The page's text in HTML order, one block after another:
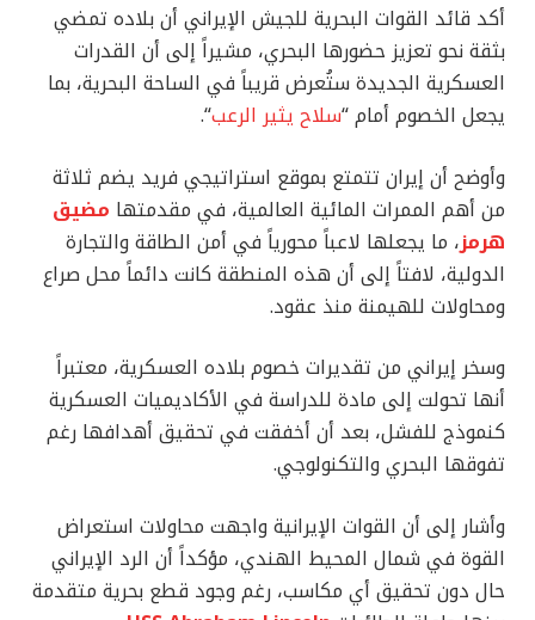
أكد قائد القوات البحرية للجيش الإيراني أن بلاده تمضي
بثقة نحو تعزيز حضورها البحري، مشيراً إلى أن القدرات
العسكرية الجديدة ستُعرض قريباً في الساحة البحرية، بما
يجعل الخصوم أمام “سلاح يثير الرعب“.
وأوضح أن إيران تتمتع بموقع استراتيجي فريد يضم ثلاثة
من أهم الممرات المائية العالمية، في مقدمتها مضيق
هرمز، ما يجعلها لاعباً محورياً في أمن الطاقة والتجارة
الدولية، لافتاً إلى أن هذه المنطقة كانت دائماً محل صراع
ومحاولات للهيمنة منذ عقود.
وسخر إيراني من تقديرات خصوم بلاده العسكرية، معتبراً
أنها تحولت إلى مادة للدراسة في الأكاديميات العسكرية
كنموذج للفشل، بعد أن أخفقت في تحقيق أهدافها رغم
تفوقها البحري والتكنولوجي.
وأشار إلى أن القوات الإيرانية واجهت محاولات استعراض
القوة في شمال المحيط الهندي، مؤكداً أن الرد الإيراني
حال دون تحقيق أي مكاسب، رغم وجود قطع بحرية متقدمة